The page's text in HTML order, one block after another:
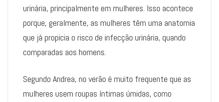
urinária, principalmente em mulheres. Isso acontece
porque, geralmente, as mulheres têm uma anatomia
que já propicia o risco de infecção urinária, quando
comparadas aos homens.
Segundo Andrea, no verão é muito frequente que as
mulheres usem roupas íntimas úmidas, como